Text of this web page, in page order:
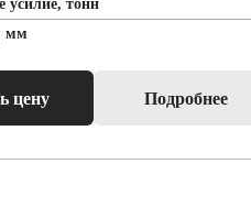
усилие, тонн
мм
цену Подробнее